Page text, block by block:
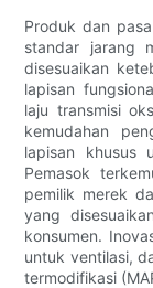
Produk dan
standar jarang
disesuaikan
lapisan
laju transmisi
kemudahan
lapisan khusus
Pemasok
pemilik merek
yang
konsumen.
untuk ventilasi,
termodifikasi